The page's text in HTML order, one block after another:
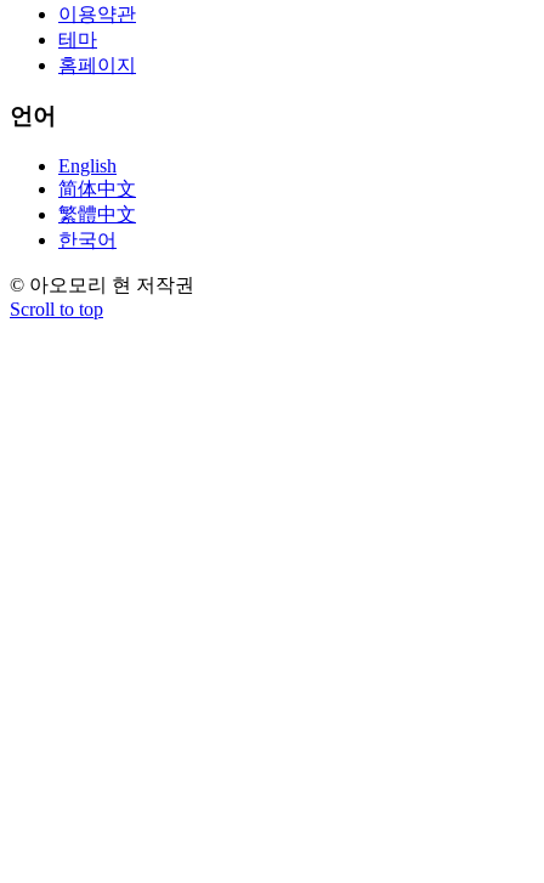
이용약관
테마
홈페이지
언어
English
简体中文
繁體中文
한국어
© 아오모리 현 저작권
Scroll to top